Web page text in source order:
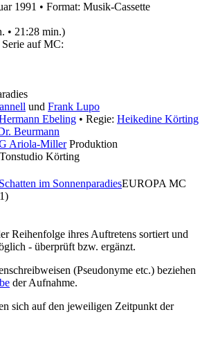
1991 • Format: Musik-Cassette
• 21:28 min.)
auf MC:
und Frank Lupo
Ebeling • Regie: Heikedine Körting
Beurmann
Ariola-MillerProduktion
Körting
im SonnenparadiesEUROPA MC
Reihenfolge ihres Auftretens sortiert und
- überprüft bzw. ergänzt.
(Pseudonyme etc.) beziehen
der Aufnahme.
sich auf den jeweiligen Zeitpunkt der